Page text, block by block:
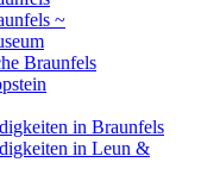
~
Braunfels
in Braunfels
in Leun &